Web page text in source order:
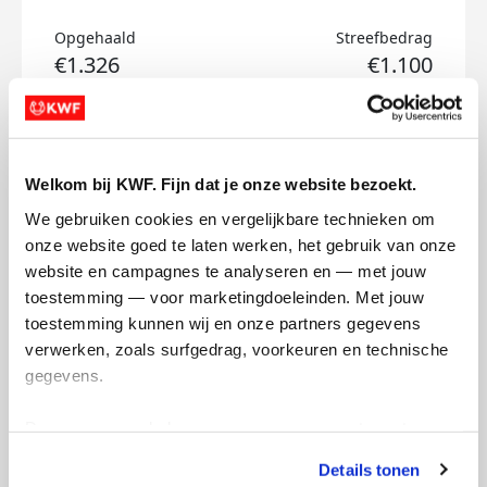
Welkom bij KWF. Fijn dat je onze website bezoekt.
We gebruiken cookies en vergelijkbare technieken om
onze website goed te laten werken, het gebruik van onze
website en campagnes te analyseren en — met jouw
toestemming — voor marketingdoeleinden. Met jouw
toestemming kunnen wij en onze partners gegevens
verwerken, zoals surfgedrag, voorkeuren en technische
gegevens.
tonen. Je kunt je toestemming op elk moment wijzigen of
Details tonen
Opgehaald
€1.326
Streefbedrag
€1.100
Doneer
Badges